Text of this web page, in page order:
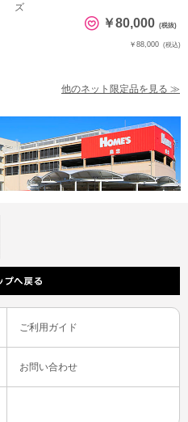
ズ
￥80,000 (税抜)
￥88,000 (税込)
他のネット限定品を見る ≫
ご利用ガイド
お問い合わせ